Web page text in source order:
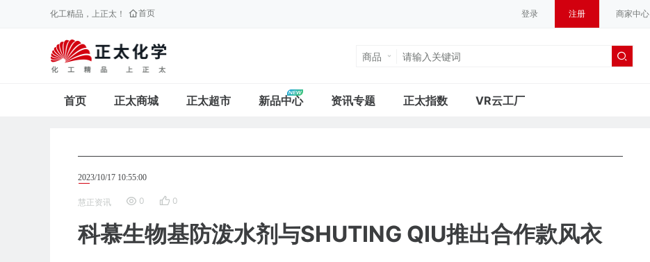
化工精品，上正太！ 首页 登录 注册 商家中心
商品
首页 正太商城 正太超市 新品中心 资讯专题 正太指数 VR云工厂
2023/10/17 10:55:00
慧正资讯 0 0
科慕生物基防泼水剂与SHUTING QIU推出合作款风衣